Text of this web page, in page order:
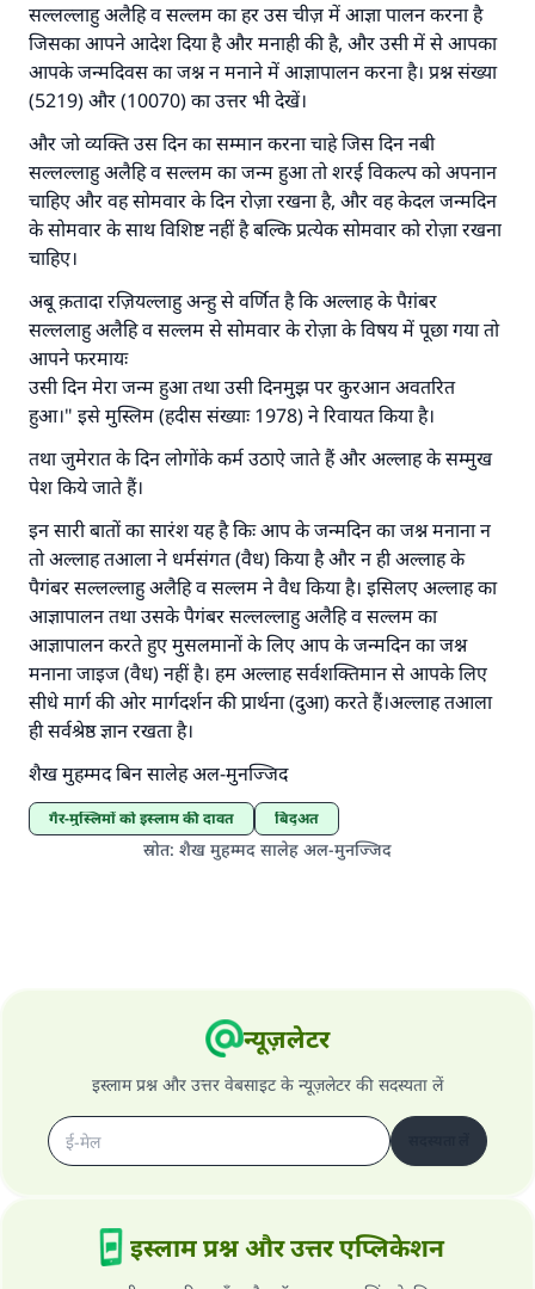
सल्लल्लाहु अलैहि व सल्लम का हर उस चीज़ में आज्ञा पालन करना है
जिसका आपने आदेश दिया है और मनाही की है, और उसी में से आपका
आपके जन्मदिवस का जश्न न मनाने में आज्ञापालन करना है। प्रश्न संख्या
(5219) और (10070) का उत्तर भी देखें।
और जो व्यक्ति उस दिन का सम्मान करना चाहे जिस दिन नबी
सल्लल्लाहु अलैहि व सल्लम का जन्म हुआ तो शरई विकल्प को अपनान
चाहिए और वह सोमवार के दिन रोज़ा रखना है, और वह केदल जन्मदिन
के सोमवार के साथ विशिष्ट नहीं है बल्कि प्रत्येक सोमवार को रोज़ा रखना
चाहिए।
अबू क़तादा रज़ियल्लाहु अन्हु से वर्णित है कि अल्लाह के पैग़ंबर
सल्ललाहु अलैहि व सल्लम से सोमवार के रोज़ा के विषय में पूछा गया तो
आपने फरमायः
उसी दिन मेरा जन्म हुआ तथा उसी दिनमुझ पर कुरआन अवतरित
हुआ।" इसे मुस्लिम (हदीस संख्याः 1978) ने रिवायत किया है।
तथा जुमेरात के दिन लोगोंके कर्म उठाऐ जाते हैं और अल्लाह के सम्मुख
पेश किये जाते हैं।
इन सारी बातों का सारंश यह है किः आप के जन्मदिन का जश्न मनाना न
तो अल्लाह तआला ने धर्मसंगत (वैध) किया है और न ही अल्लाह के
पैगंबर सल्लल्लाहु अलैहि व सल्लम ने वैध किया है। इसिलए अल्लाह का
आज्ञापालन तथा उसके पैगंबर सल्लल्लाहु अलैहि व सल्लम का
आज्ञापालन करते हुए मुसलमानों के लिए आप के जन्मदिन का जश्न
मनाना जाइज (वैध) नहीं है। हम अल्लाह सर्वशक्तिमान से आपके लिए
सीधे मार्ग की ओर मार्गदर्शन की प्रार्थना (दुआ) करते हैं।अल्लाह तआला
ही सर्वश्रेष्ठ ज्ञान रखता है।
शैख मुहम्मद बिन सालेह अल-मुनज्जिद
गैर-मुस्लिमों को इस्लाम की दावत बिद्अत
स्रोत: शैख मुहम्मद सालेह अल-मुनज्जिद
न्यूज़लेटर
इस्लाम प्रश्न और उत्तर वेबसाइट के न्यूज़लेटर की सदस्यता लें
इस्लाम प्रश्न और उत्तर एप्लिकेशन